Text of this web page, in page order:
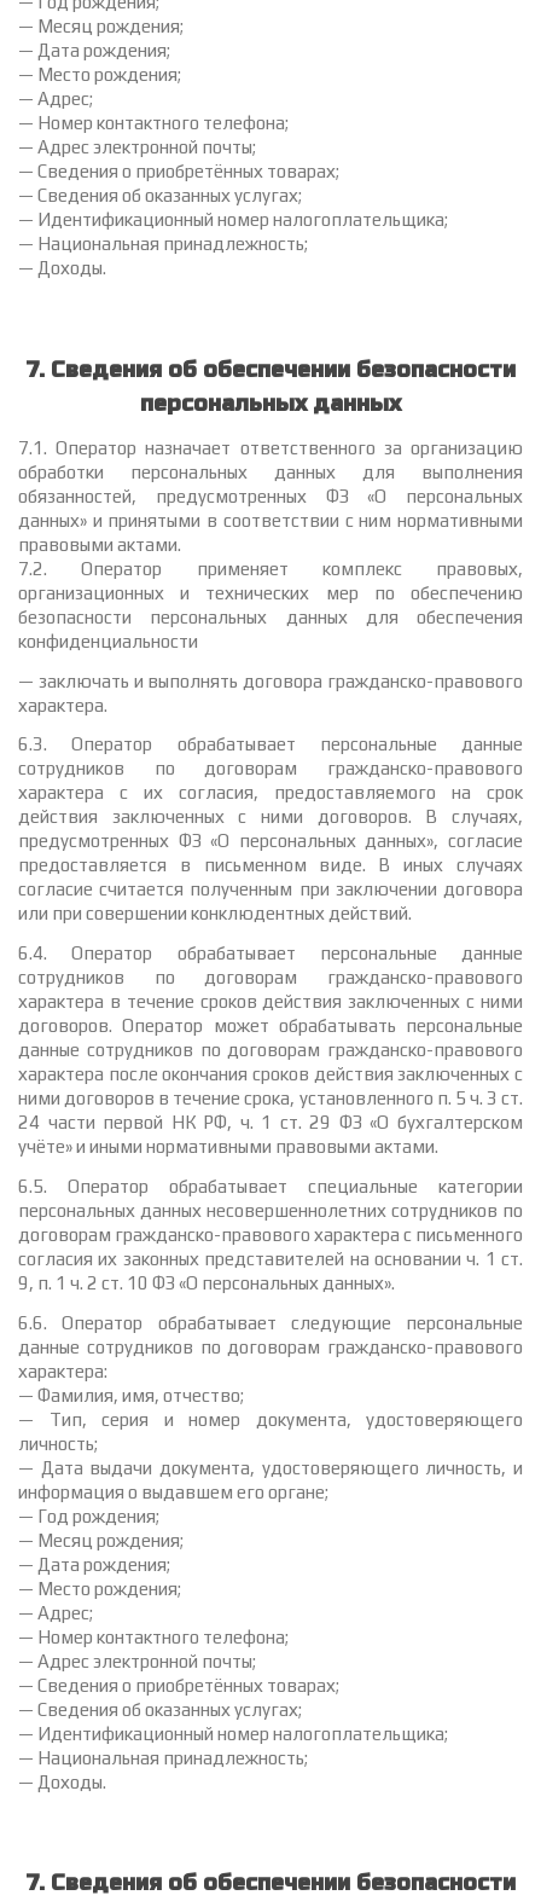
— Месяц рождения;
— Дата рождения;
— Место рождения;
— Адрес;
— Номер контактного телефона;
— Адрес электронной почты;
— Сведения о приобретённых товарах;
— Сведения об оказанных услугах;
— Идентификационный номер налогоплательщика;
— Национальная принадлежность;
— Доходы.
7. Сведения об обеспечении безопасности
персональных данных
7.1. Оператор назначает ответственного за организацию
обработки персональных данных для выполнения
обязанностей, предусмотренных ФЗ «О персональных
данных» и принятыми в соответствии с ним нормативными
правовыми актами.
7.2. Оператор применяет комплекс правовых,
организационных и технических мер по обеспечению
безопасности персональных данных для обеспечения
конфиденциальности
— заключать и выполнять договора гражданско-правового
характера.
6.3. Оператор обрабатывает персональные данные
сотрудников по договорам гражданско-правового
характера с их согласия, предоставляемого на срок
действия заключенных с ними договоров. В случаях,
предусмотренных ФЗ «О персональных данных», согласие
предоставляется в письменном виде. В иных случаях
согласие считается полученным при заключении договора
или при совершении конклюдентных действий.
6.4. Оператор обрабатывает персональные данные
сотрудников по договорам гражданско-правового
характера в течение сроков действия заключенных с ними
договоров. Оператор может обрабатывать персональные
данные сотрудников по договорам гражданско-правового
характера после окончания сроков действия заключенных с
ними договоров в течение срока, установленного п. 5 ч. 3 ст.
24 части первой НК РФ, ч. 1 ст. 29 ФЗ «О бухгалтерском
учёте» и иными нормативными правовыми актами.
6.5. Оператор обрабатывает специальные категории
персональных данных несовершеннолетних сотрудников по
договорам гражданско-правового характера с письменного
согласия их законных представителей на основании ч. 1 ст.
9, п. 1 ч. 2 ст. 10 ФЗ «О персональных данных».
6.6. Оператор обрабатывает следующие персональные
данные сотрудников по договорам гражданско-правового
характера:
— Фамилия, имя, отчество;
— Тип, серия и номер документа, удостоверяющего
личность;
— Дата выдачи документа, удостоверяющего личность, и
информация о выдавшем его органе;
— Год рождения;
— Месяц рождения;
— Дата рождения;
— Место рождения;
— Адрес;
— Номер контактного телефона;
— Адрес электронной почты;
— Сведения о приобретённых товарах;
— Сведения об оказанных услугах;
— Идентификационный номер налогоплательщика;
— Национальная принадлежность;
— Доходы.
7. Сведения об обеспечении безопасности